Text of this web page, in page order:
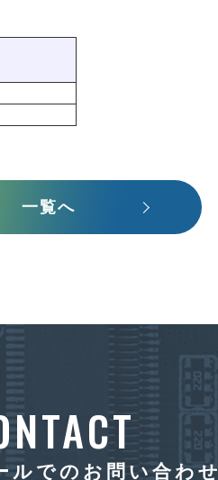
一覧へ
ルでのお問い合わせ